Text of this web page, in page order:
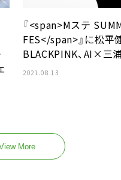
『<span>Mステ
FES</span>』に松平
BLACKPINK、AI×三
2021.08.13
More